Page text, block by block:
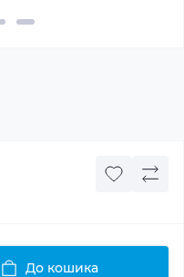
До кошика